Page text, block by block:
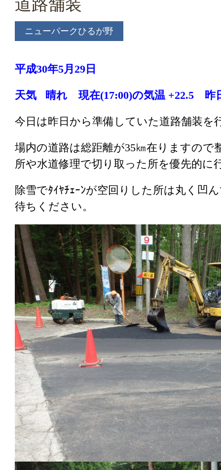
道路舗装
ニューパークひるが野
平成30年5月29日
天気 晴れ 現在(17:00)の気温 +22.5 昨
今日は昨日から準備していた道路舗装を
場内の道路は総距離が35㎞在りますの
所や水道修理で切り取った所を優先的に
除雪でﾀｲﾔﾁｪｰﾝが空回りした所は丸く凹
待ちください。